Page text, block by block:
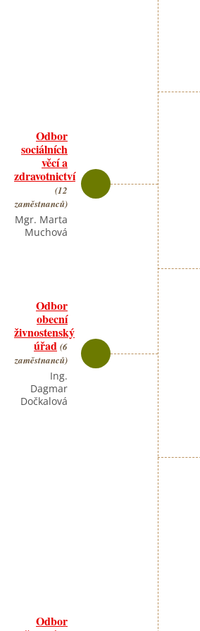
Odbor
sociálních
věcí a
zdravotnictví
(12
zaměstnanců)
Mgr. Marta
Muchová
Odbor
obecní
živnostenský
úřad (6
zaměstnanců)
Ing.
Dagmar
Dočkalová
Odbor